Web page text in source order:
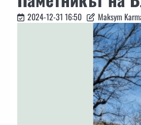
2024-12-31 16:50 Maksym